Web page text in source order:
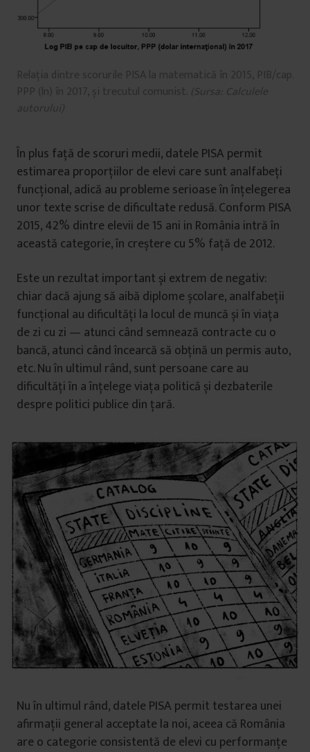
Relația dintre scorurile PISA la matematică în 2015, PIB/cap.
PPP (ln) în 2017, și trecutul comunist. (Sursa: Calculele
autorului)
În plus față de scoruri medii, datele PISA permit
estimarea proporțiilor de elevi care sunt analfabeți
funcțional, adică au probleme serioase în înțelegerea
unor texte scrise de dificultate redusă. Conform PISA
2015, 42% dintre elevii de 15 ani in România intră în
această categorie, în creștere cu 5% față de 2012.
Este un rezultat important și extrem de negativ:
chiar dacă ajung să aibă diplome școlare, analfabeții
funcțional au dificultăți la locul de muncă și în viața
de zi cu zi — atunci când semnează contracte cu o
bancă, atunci când încearcă să obțină un permis auto,
etc. Nu în ultimul rând, sunt persoane care au
dificultăți în a înțelege viața politică și dezbaterile
despre politici publice din țară.
Nu în ultimul rând, datele PISA permit testarea unei
afirmații general acceptate la noi, aceea că România
are o categorie consistentă de elevi cu performanțe